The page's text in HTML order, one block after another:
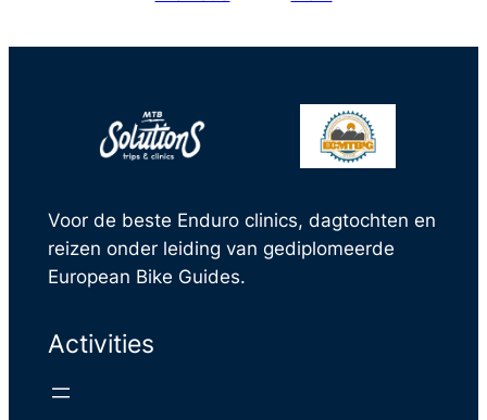
Voor de beste Enduro clinics, dagtochten en
reizen onder leiding van gediplomeerde
European Bike Guides.
Activities